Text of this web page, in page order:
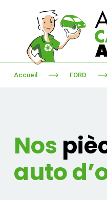
Accueil FORD
Nos
auto